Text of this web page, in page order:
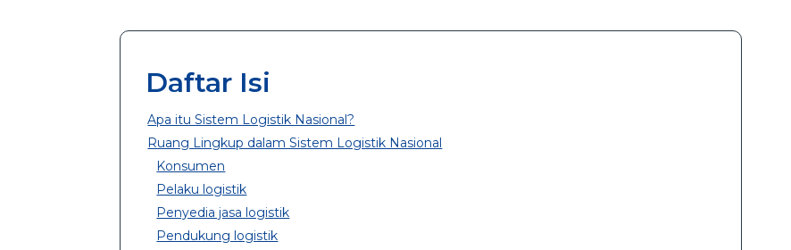
Daftar Isi
Apa itu Sistem Logistik Nasional?
Ruang Lingkup dalam Sistem Logistik Nasional
Konsumen
Pelaku logistik
Penyedia jasa logistik
Pendukung logistik